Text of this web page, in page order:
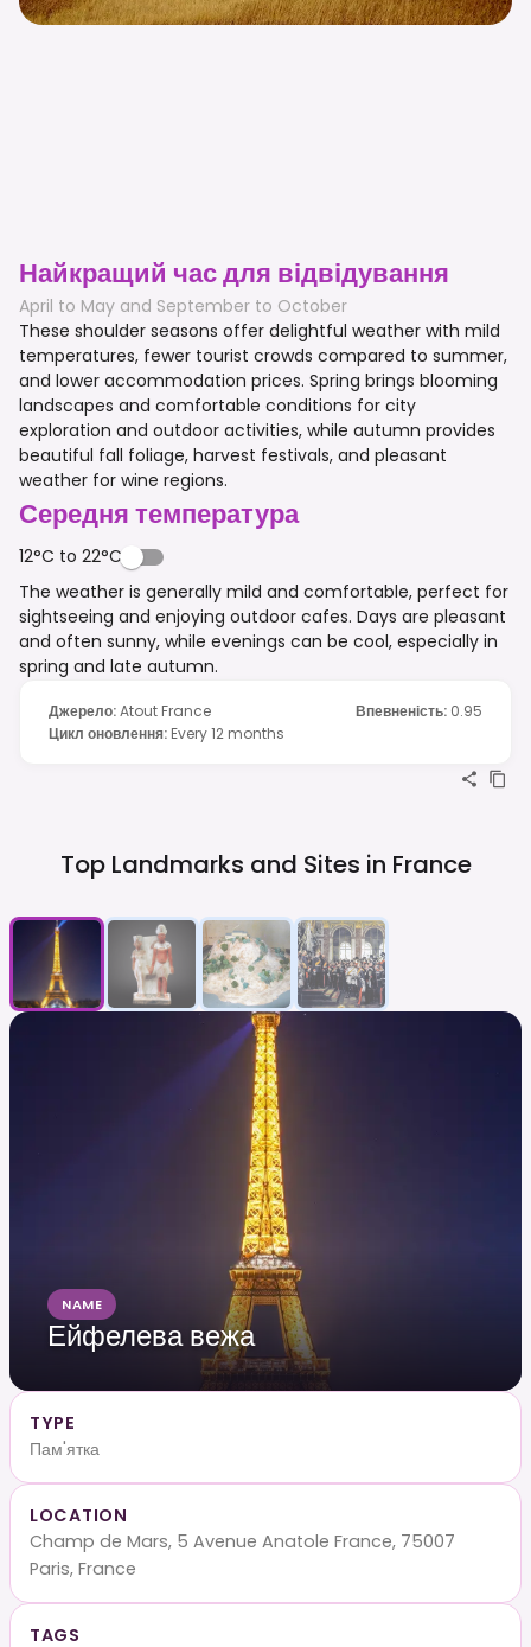
Найкращий час для відвідування
April to May and September to October
These shoulder seasons offer delightful weather with mild
temperatures, fewer tourist crowds compared to summer,
and lower accommodation prices. Spring brings blooming
landscapes and comfortable conditions for city
exploration and outdoor activities, while autumn provides
beautiful fall foliage, harvest festivals, and pleasant
weather for wine regions.
Середня температура
12°C to 22°C
The weather is generally mild and comfortable, perfect for
sightseeing and enjoying outdoor cafes. Days are pleasant
and often sunny, while evenings can be cool, especially in
spring and late autumn.
Джерело:Atout France Впевненість: 0.95
Цикл оновлення: Every 12 months
Top Landmarks and Sites in France
NAME
Ейфелева вежа
TYPE
Пам'ятка
LOCATION
Champ de Mars, 5 Avenue Anatole France, 75007
Paris, France
TAGS